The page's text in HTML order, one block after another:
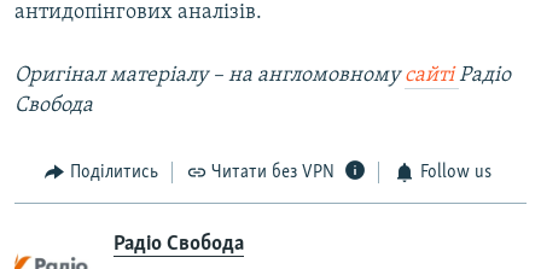
антидопінгових аналізів.
Оригінал матеріалу – на англомовномусайтіРадіо
Свобода
Поділитись Читати без VPN Follow us
Радіо Свобода